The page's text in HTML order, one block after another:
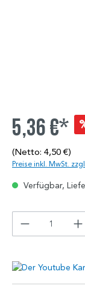
5,36 €*
(Netto: 4,50 €)
Preise inkl. MwSt.
Verfügbar,